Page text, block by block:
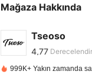
Mağaza Hakkında
Tseoso
4,77
4,77
1
999K+ Yakın zamanda